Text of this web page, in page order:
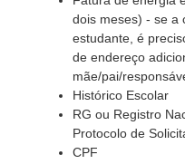
dois meses) - se a
estudante, é
de endereço
mãe/pai/
Histórico Escolar
RG ou Registro
Protocolo de
CPF